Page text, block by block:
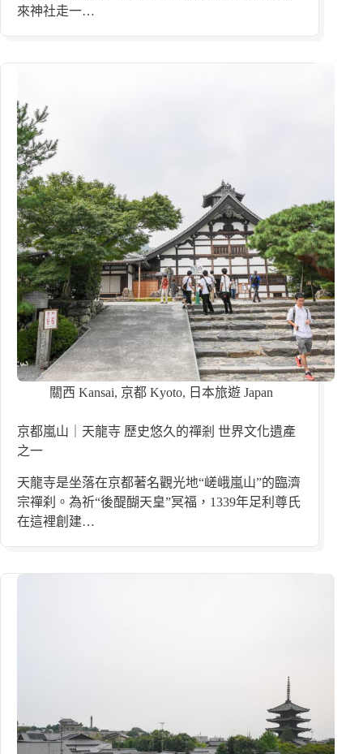
來神社走一…
關西 Kansai, 京都 Kyoto, 日本旅遊 Japan
京都嵐山｜天龍寺 歷史悠久的禪剎 世界文化遺產
之一
天龍寺是坐落在京都著名觀光地“嵯峨嵐山”的臨濟
宗禪刹。為祈“後醍醐天皇”冥福，1339年足利尊氏
在這裡創建…